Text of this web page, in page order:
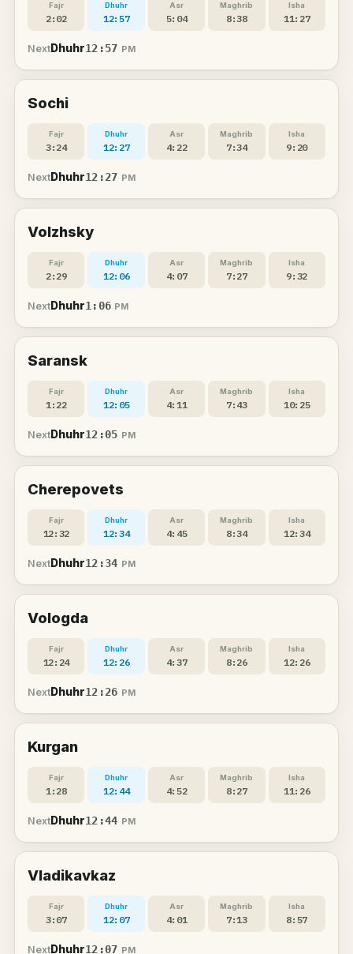
Fajr
2:02
Dhuhr
12:57
Asr
5:04
Maghrib
8:38
Isha
11:27
Next Dhuhr12:57 PM
Sochi
Fajr
3:24
Dhuhr
12:27
Asr
4:22
Maghrib
7:34
Isha
9:20
Next Dhuhr12:27 PM
Volzhsky
Fajr
2:29
Dhuhr
12:06
Asr
4:07
Maghrib
7:27
Isha
9:32
Next Dhuhr1:06 PM
Saransk
Fajr
1:22
Dhuhr
12:05
Asr
4:11
Maghrib
7:43
Isha
10:25
Next Dhuhr12:05 PM
Cherepovets
Fajr
12:32
Dhuhr
12:34
Asr
4:45
Maghrib
8:34
Isha
12:34
Next Dhuhr12:34 PM
Vologda
Fajr
12:24
Dhuhr
12:26
Asr
4:37
Maghrib
8:26
Isha
12:26
Next Dhuhr12:26 PM
Kurgan
Fajr
1:28
Dhuhr
12:44
Asr
4:52
Maghrib
8:27
Isha
11:26
Next Dhuhr12:44 PM
Vladikavkaz
Fajr
3:07
Dhuhr
12:07
Asr
4:01
Maghrib
7:13
Isha
8:57
Next Dhuhr12:07 PM